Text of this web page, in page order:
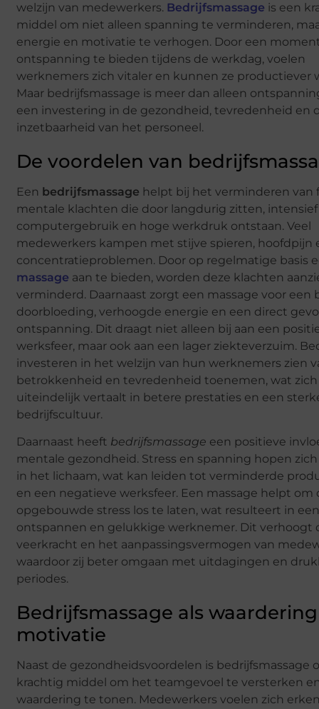
welzijn van medewerkers. Bedrijfsmassage is een
middel om niet alleen spanning te verminderen,
energie en motivatie te verhogen. Door een
ontspanning te bieden tijdens de werkdag, voelen
werknemers zich vitaler en kunnen ze productiever
Maar bedrijfsmassage is meer dan alleen
een investering in de gezondheid, tevredenheid en
inzetbaarheid van het personeel.
De voordelen van
Een bedrijfsmassage helpt bij het verminderen van
mentale klachten die door langdurig zitten, intensief
computergebruik en hoge werkdruk ontstaan. Veel
medewerkers kampen met stijve spieren, hoofdpijn
concentratieproblemen. Door op regelmatige basis
massage aan te bieden, worden deze klachten
verminderd. Daarnaast zorgt een massage voor een
doorbloeding, verhoogde energie en een direct
ontspanning. Dit draagt niet alleen bij aan een
werksfeer, maar ook aan een lager ziekteverzuim.
investeren in het welzijn van hun werknemers zien
betrokkenheid en tevredenheid toenemen, wat zich
uiteindelijk vertaalt in betere prestaties en een
bedrijfscultuur.
Daarnaast heeft bedrijfsmassage een positieve
mentale gezondheid. Stress en spanning hopen
in het lichaam, wat kan leiden tot verminderde
en een negatieve werksfeer. Een massage helpt om
opgebouwde stress los te laten, wat resulteert in
ontspannen en gelukkige werknemer. Dit verhoogt
veerkracht en het aanpassingsvermogen van
waardoor zij beter omgaan met uitdagingen en
periodes.
Bedrijfsmassage als
motivatie
Naast de gezondheidsvoordelen is bedrijfsmassage
krachtig middel om het teamgevoel te versterken
waardering te tonen. Medewerkers voelen zich